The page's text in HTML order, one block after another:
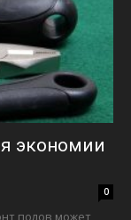
экономии
0
полов может